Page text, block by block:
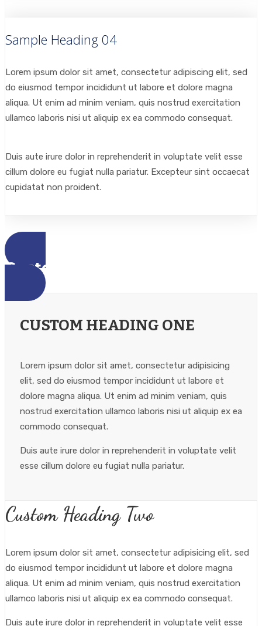
Sample Heading 04
Lorem ipsum dolor sit amet, consectetur adipiscing elit, sed
do eiusmod tempor incididunt ut labore et dolore magna
aliqua. Ut enim ad minim veniam, quis nostrud exercitation
ullamco laboris nisi ut aliquip ex ea commodo consequat.
Duis aute irure dolor in reprehenderit in voluptate velit esse
cillum dolore eu fugiat nulla pariatur. Excepteur sint occaecat
cupidatat non proident.
Custom Headings
CUSTOM HEADING ONE
Lorem ipsum dolor sit amet, consectetur adipisicing
elit, sed do eiusmod tempor incididunt ut labore et
dolore magna aliqua. Ut enim ad minim veniam, quis
nostrud exercitation ullamco laboris nisi ut aliquip ex ea
commodo consequat.
Duis aute irure dolor in reprehenderit in voluptate velit
esse cillum dolore eu fugiat nulla pariatur.
Custom Heading Two
Lorem ipsum dolor sit amet, consectetur adipisicing elit, sed
do eiusmod tempor incididunt ut labore et dolore magna
aliqua. Ut enim ad minim veniam, quis nostrud exercitation
ullamco laboris nisi ut aliquip ex ea commodo consequat.
Duis aute irure dolor in reprehenderit in voluptate velit esse